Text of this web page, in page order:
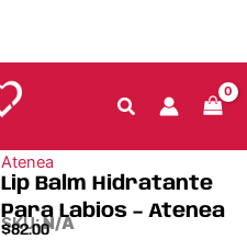
Atenea
Lip Balm Hidratante
Para Labios – Atenea
SKU:N/A
$82.00